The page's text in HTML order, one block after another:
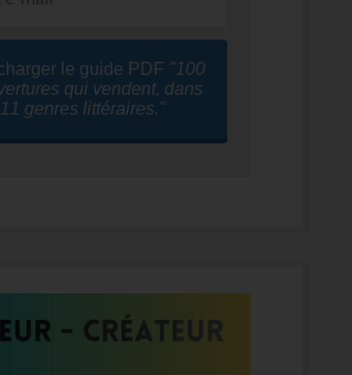
le guide PDF "100
qui vendent, dans
11 genres littéraires."